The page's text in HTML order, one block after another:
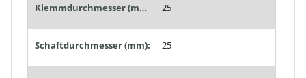
Klemmdurchmesser (mm): 25
Schaftdurchmesser (mm): 25